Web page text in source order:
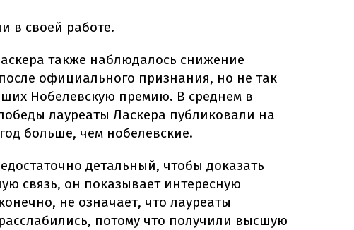
в своей работе.
также наблюдалось снижение
официального признания, но не так
Нобелевскую премию. В среднем в
лауреаты Ласкера публиковали на
больше, чем нобелевские.
детальный, чтобы доказать
связь, он показывает интересную
не означает, что лауреаты
потому что получили высшую